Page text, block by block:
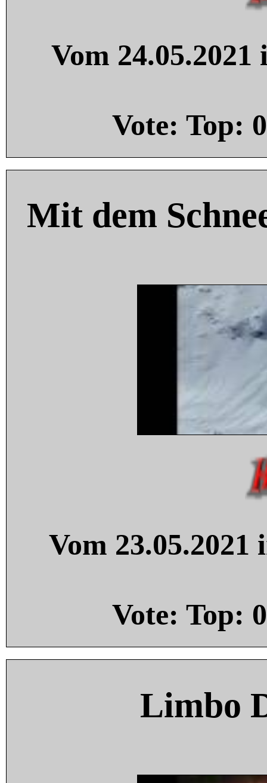
Vom
Vote: Top: 0
Mit dem
Vom
Vote: Top: 0
Limbo